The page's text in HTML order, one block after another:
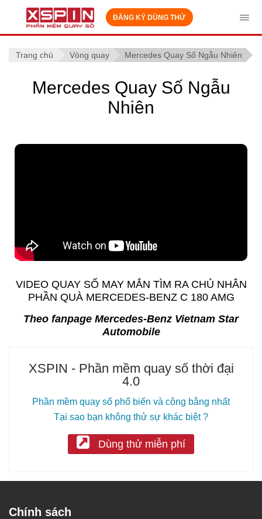
ĐĂNG KÝ DÙNG THỬ
Trang chủ Vòng quay Mercedes Quay Số Ngẫu Nhiên
Mercedes Quay Số Ngẫu
Nhiên
VIDEO QUAY SỐ MAY MẮN TÌM RA CHỦ NHÂN
PHẦN QUÀ MERCEDES-BENZ C 180 AMG
Theo fanpage Mercedes-Benz Vietnam Star
Automobile
XSPIN - Phần mềm quay số thời đại
4.0
Phần mềm quay số phổ biến và công bằng nhất
Tại sao bạn không thử sự khác biệt ?
Dùng thử miễn phí
Chính sách